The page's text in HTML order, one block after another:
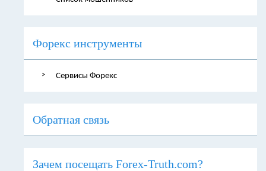
Форекс инструменты
Сервисы Форекс
Обратная связь
Зачем посещать Forex-Truth.com?